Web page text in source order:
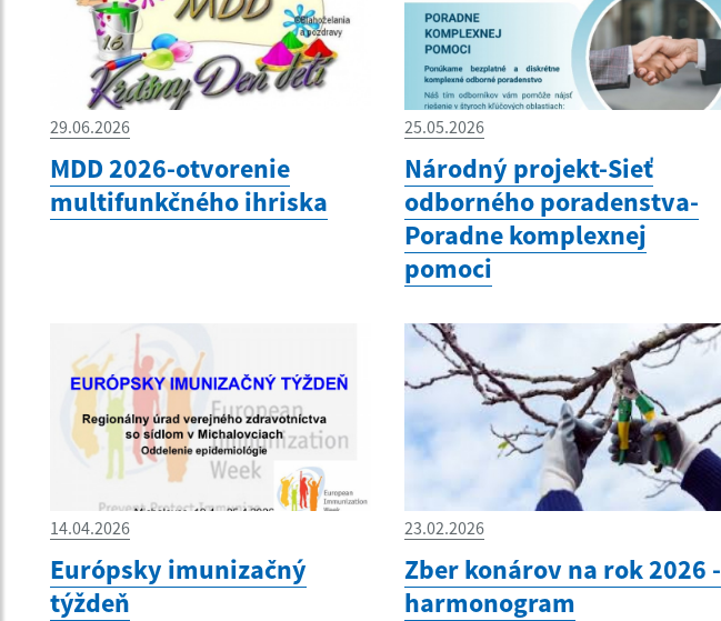
29.06.2026
MDD 2026-otvorenie
multifunkčného ihriska
25.05.2026
Národný projekt-Sieť
odborného poradenstva-
Poradne komplexnej
pomoci
14.04.2026
Európsky imunizačný
týždeň
23.02.2026
Zber konárov na rok 2026 -
harmonogram